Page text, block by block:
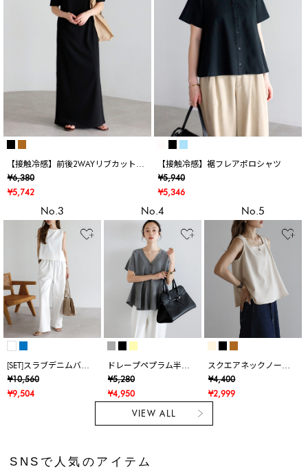
【接触冷感】前後2WAYリブカットワ
ンピース
¥6,380
¥5,742
【接触冷感】裾フレアポロシャツ
¥5,940
¥5,346
No.3
[SET]スラブデニムバッ
クオープンタンクトッ
プ×スラブデニムイージ
¥10,560
¥9,504
No.4
ドレープペプラム半袖
ニットカーデ
¥5,280
¥4,950
No.5
スクエアネックノース
リブラウス
¥4,400
¥2,999
VIEW ALL
SNSで人気のアイテム